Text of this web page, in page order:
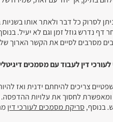
לסרוק כל דבר ולאתר אותו
דף נדרש גוזל זמן וגם לא יעיל.
מסרבים לסיים את הקשר הארוך
דין לעבוד עם מסמכים
צריכים להיחתם ידנית ואז
ומאפשרת לחסוך את עלויות
בנוסף,סריקת מסמכים לעורכי דין